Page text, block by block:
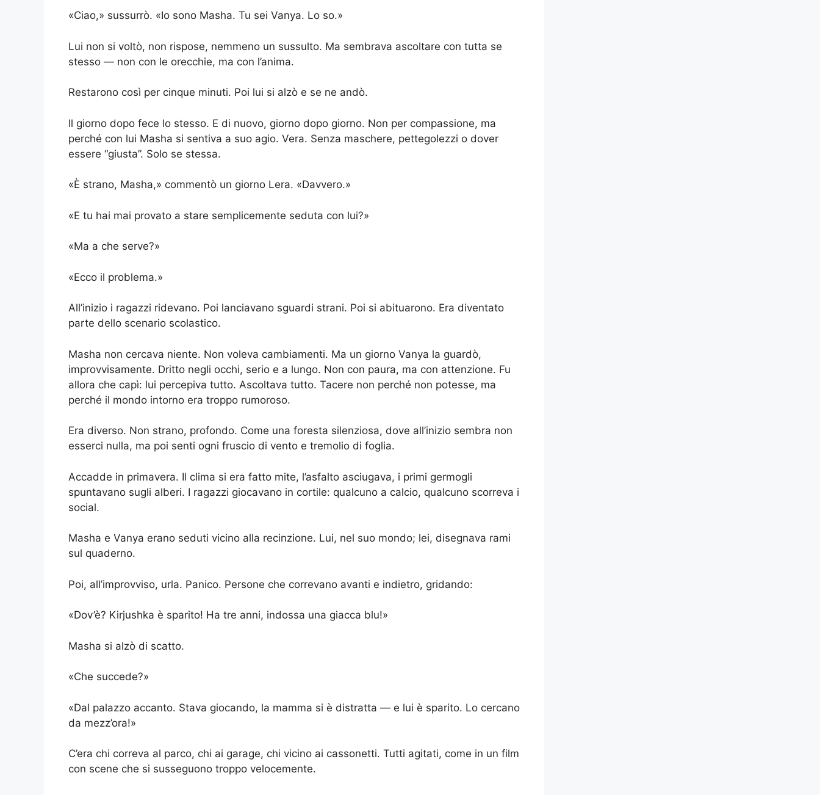
«Ciao,» sussurrò. «Io sono Masha. Tu sei Vanya. Lo so.»
Lui non si voltò, non rispose, nemmeno un sussulto. Ma sembrava ascoltare con tutta se
stesso — non con le orecchie, ma con l’anima.
Restarono così per cinque minuti. Poi lui si alzò e se ne andò.
Il giorno dopo fece lo stesso. E di nuovo, giorno dopo giorno. Non per compassione, ma
perché con lui Masha si sentiva a suo agio. Vera. Senza maschere, pettegolezzi o dover
essere “giusta”. Solo se stessa.
«È strano, Masha,» commentò un giorno Lera. «Davvero.»
«E tu hai mai provato a stare semplicemente seduta con lui?»
«Ma a che serve?»
«Ecco il problema.»
All’inizio i ragazzi ridevano. Poi lanciavano sguardi strani. Poi si abituarono. Era diventato
parte dello scenario scolastico.
Masha non cercava niente. Non voleva cambiamenti. Ma un giorno Vanya la guardò,
improvvisamente. Dritto negli occhi, serio e a lungo. Non con paura, ma con attenzione. Fu
allora che capì: lui percepiva tutto. Ascoltava tutto. Tacere non perché non potesse, ma
perché il mondo intorno era troppo rumoroso.
Era diverso. Non strano, profondo. Come una foresta silenziosa, dove all’inizio sembra non
esserci nulla, ma poi senti ogni fruscio di vento e tremolio di foglia.
Accadde in primavera. Il clima si era fatto mite, l’asfalto asciugava, i primi germogli
spuntavano sugli alberi. I ragazzi giocavano in cortile: qualcuno a calcio, qualcuno scorreva i
social.
Masha e Vanya erano seduti vicino alla recinzione. Lui, nel suo mondo; lei, disegnava rami
sul quaderno.
Poi, all’improvviso, urla. Panico. Persone che correvano avanti e indietro, gridando:
«Dov’è? Kirjushka è sparito! Ha tre anni, indossa una giacca blu!»
Masha si alzò di scatto.
«Che succede?»
«Dal palazzo accanto. Stava giocando, la mamma si è distratta — e lui è sparito. Lo cercano
da mezz’ora!»
C’era chi correva al parco, chi ai garage, chi vicino ai cassonetti. Tutti agitati, come in un film
con scene che si susseguono troppo velocemente.